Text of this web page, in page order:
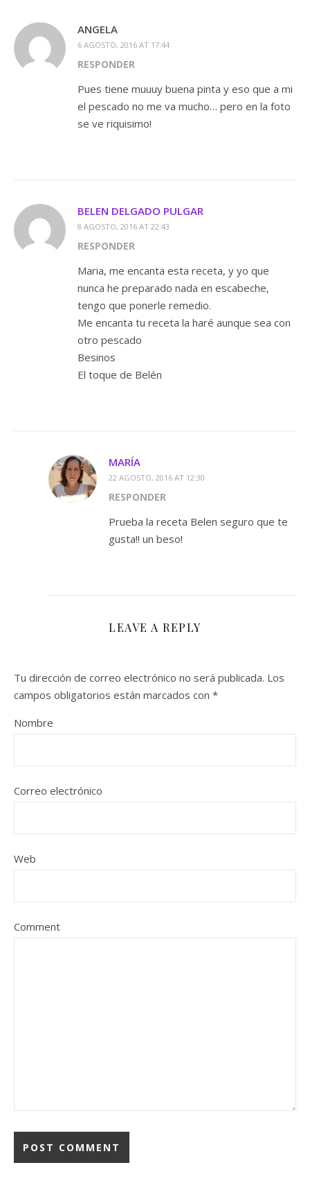
ANGELA
6 AGOSTO, 2016 AT 17:44
RESPONDER
Pues tiene muuuy buena pinta y eso que a mi
el pescado no me va mucho… pero en la foto
se ve riquisimo!
BELEN DELGADO PULGAR
8 AGOSTO, 2016 AT 22:43
RESPONDER
Maria, me encanta esta receta, y yo que
nunca he preparado nada en escabeche,
tengo que ponerle remedio.
Me encanta tu receta la haré aunque sea con
otro pescado
Besinos
El toque de Belén
MARÍA
22 AGOSTO, 2016 AT 12:30
RESPONDER
Prueba la receta Belen seguro que te
gusta!! un beso!
LEAVE A REPLY
Tu dirección de correo electrónico no será publicada. Los
campos obligatorios están marcados con *
Nombre
Correo electrónico
Web
Comment